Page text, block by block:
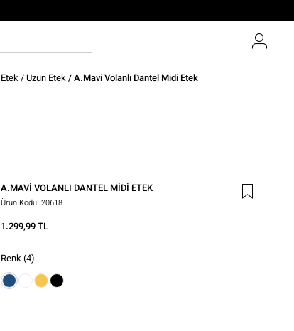
Etek/Uzun Etek/ A.mavi Volanlı Dantel Midi Etek
A.MAVI VOLANLI DANTEL MIDI ETEK
Ürün Kodu: 20618
1.299,99 TL
Renk(4)